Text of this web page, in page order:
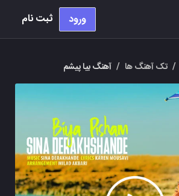
ورود ثبت نام
/ تک آهنگ ها / آهنگ بیا پیشم